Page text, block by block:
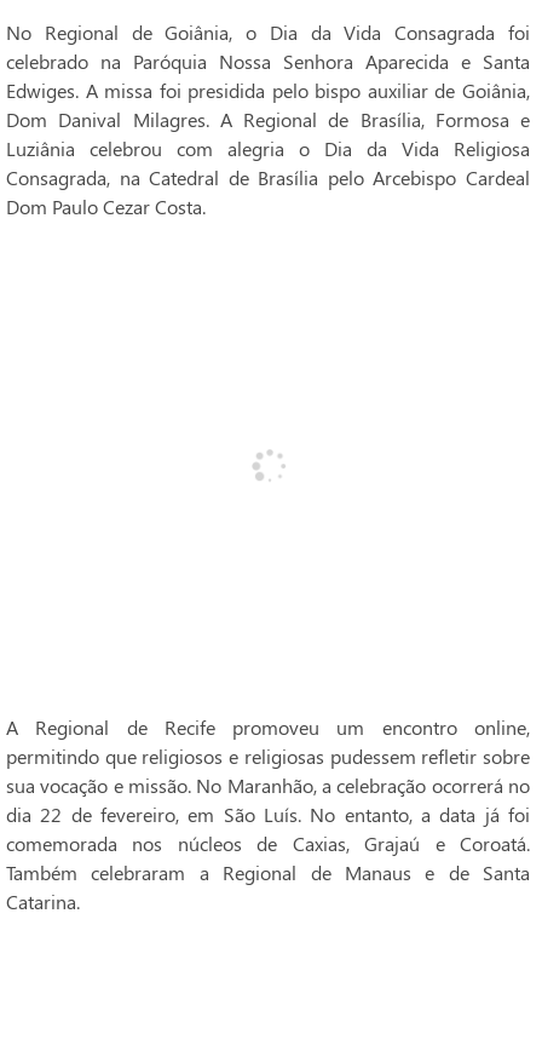
No Regional de Goiânia, o Dia da Vida Consagrada foi
celebrado na Paróquia Nossa Senhora Aparecida e Santa
Edwiges. A missa foi presidida pelo bispo auxiliar de Goiânia,
Dom Danival Milagres. A Regional de Brasília, Formosa e
Luziânia celebrou com alegria o Dia da Vida Religiosa
Consagrada, na Catedral de Brasília pelo Arcebispo Cardeal
Dom Paulo Cezar Costa.
A Regional de Recife promoveu um encontro online,
permitindo que religiosos e religiosas pudessem refletir sobre
sua vocação e missão. No Maranhão, a celebração ocorrerá no
dia 22 de fevereiro, em São Luís. No entanto, a data já foi
comemorada nos núcleos de Caxias, Grajaú e Coroatá.
Também celebraram a Regional de Manaus e de Santa
Catarina.